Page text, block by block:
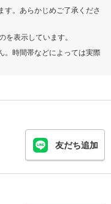
す。あらかじめご了承くださ
表示しています。
。時間帯などによっては実際
友だち追加